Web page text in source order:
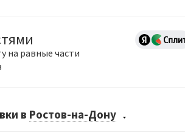
на равные части
в Ростов-на-Дону